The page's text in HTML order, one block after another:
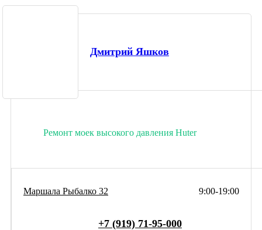
Дмитрий Яшков
Ремонт моек высокого давления Huter
9:00-19:00
Маршала Рыбалко 32
+7 (919) 71-95-000